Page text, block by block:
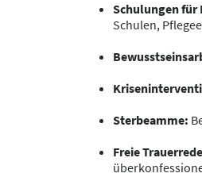
Schulungen für
Schulen,
Sterbeamme:
Freie